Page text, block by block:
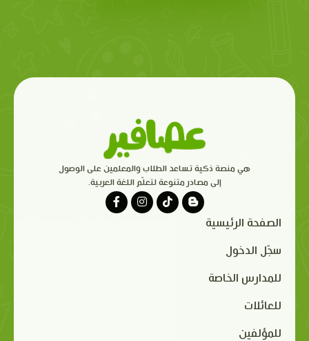
هي منصة ذكية تساعد الطلاب والمعلمين على الوصول
إلى مصادر متنوعة لتعلّم اللغة العربية.
الصفحة الرئيسية
سجّل الدخول
للمدارس الخاصة
للعائلات
للمؤلفين